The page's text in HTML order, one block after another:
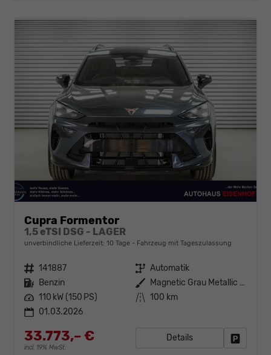
Cupra Formentor
1,5 eTSI DSG - LAGER
unverbindliche Lieferzeit: 10 Tage Fahrzeug mit Tageszulassung
Fahrzeugnr. 141887 Getriebe Automatik
Kraftstoff Benzin Außenfarbe
Magnetic Grau Metallic (S7)
Leistung 110 kW (150 PS) Kilometerstand 100 km
01.03.2026
33.773,– €
incl. 19% MwSt.
Details